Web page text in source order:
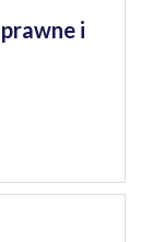
i